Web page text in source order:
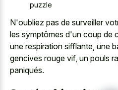
puzzle
N'oubliez pas de surveiller
les symptômes d'un coup de
une respiration sifflante, une
gencives rouge vif, un pouls
paniqués.